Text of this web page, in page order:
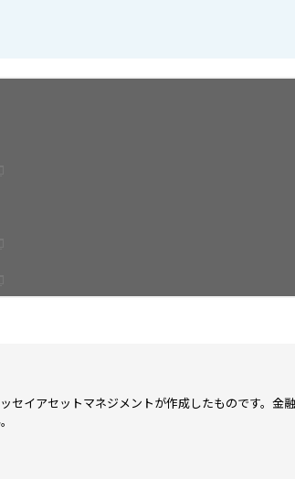
セイアセットマネジメントが作成したものです。金